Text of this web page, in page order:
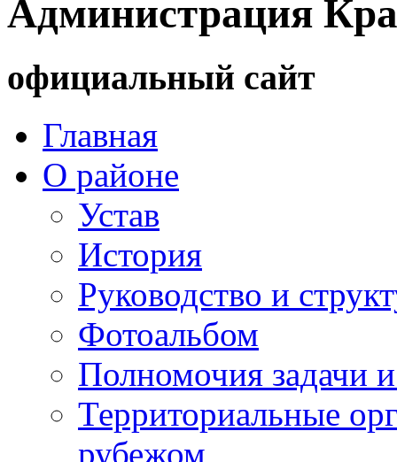
Администрация
официальный сайт
Главная
О районе
Устав
История
Руководство и
Фотоальбом
Полномочия задачи
Территориальные
рубежом